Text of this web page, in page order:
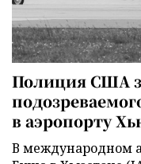
Полиция США
в аэропорту
В международном